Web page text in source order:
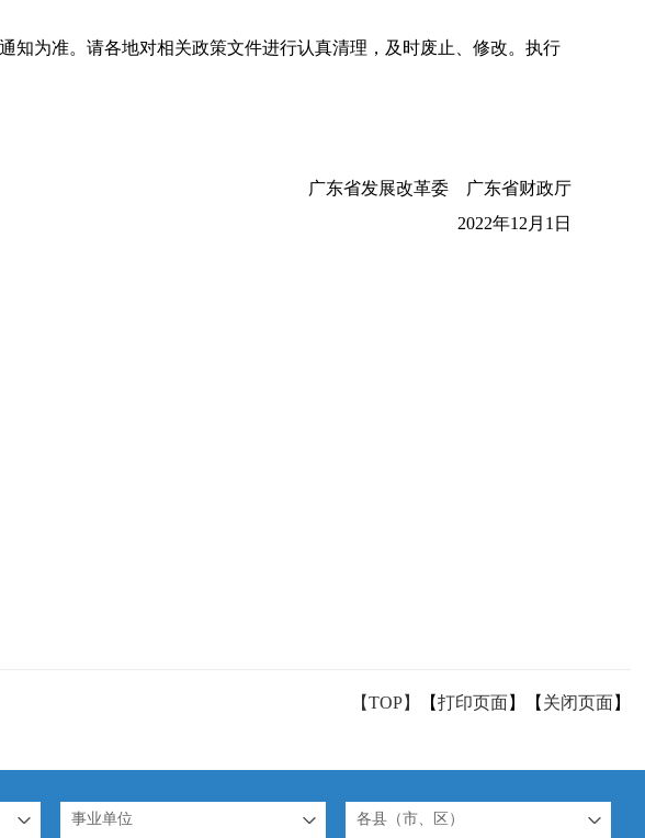
为准。请各地对相关政策文件进行认真清理，及时废止、修改。执行
广东省发展改革委 广东省财政厅
2022年12月1日
【TOP】 【打印页面】【 关闭页面】
事业单位 各县（市、区）